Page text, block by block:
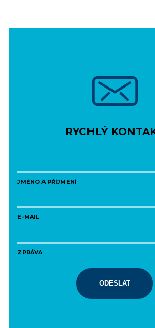
RYCHLÝ
JMÉNO A PŘÍJMENÍ
E-MAIL
ZPRÁVA
ODESLAT